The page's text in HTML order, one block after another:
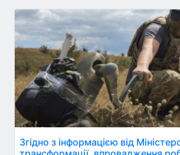
Згідно з інформацією від